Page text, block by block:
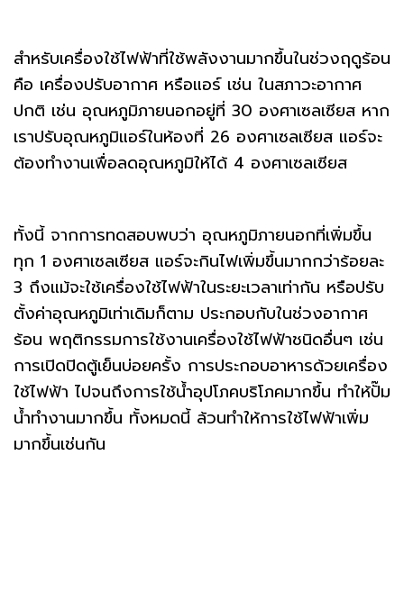
สำหรับเครื่องใช้ไฟฟ้าที่ใช้พลังงานมากขึ้นในช่วงฤดูร้อน
คือ เครื่องปรับอากาศ หรือแอร์ เช่น ในสภาวะอากาศ
ปกติ เช่น อุณหภูมิภายนอกอยู่ที่ 30 องศาเซลเซียส หาก
เราปรับอุณหภูมิแอร์ในห้องที่ 26 องศาเซลเซียส แอร์จะ
ต้องทำงานเพื่อลดอุณหภูมิให้ได้ 4 องศาเซลเซียส
ทั้งนี้ จากการทดสอบพบว่า อุณหภูมิภายนอกที่เพิ่มขึ้น
ทุก 1 องศาเซลเซียส แอร์จะกินไฟเพิ่มขึ้นมากกว่าร้อยละ
3 ถึงแม้จะใช้เครื่องใช้ไฟฟ้าในระยะเวลาเท่ากัน หรือปรับ
ตั้งค่าอุณหภูมิเท่าเดิมก็ตาม ประกอบกับในช่วงอากาศ
ร้อน พฤติกรรมการใช้งานเครื่องใช้ไฟฟ้าชนิดอื่นๆ เช่น
การเปิดปิดตู้เย็นบ่อยครั้ง การประกอบอาหารด้วยเครื่อง
ใช้ไฟฟ้า ไปจนถึงการใช้น้ำอุปโภคบริโภคมากขึ้น ทำให้ปั๊ม
น้ำทำงานมากขึ้น ทั้งหมดนี้ ล้วนทำให้การใช้ไฟฟ้าเพิ่ม
มากขึ้นเช่นกัน